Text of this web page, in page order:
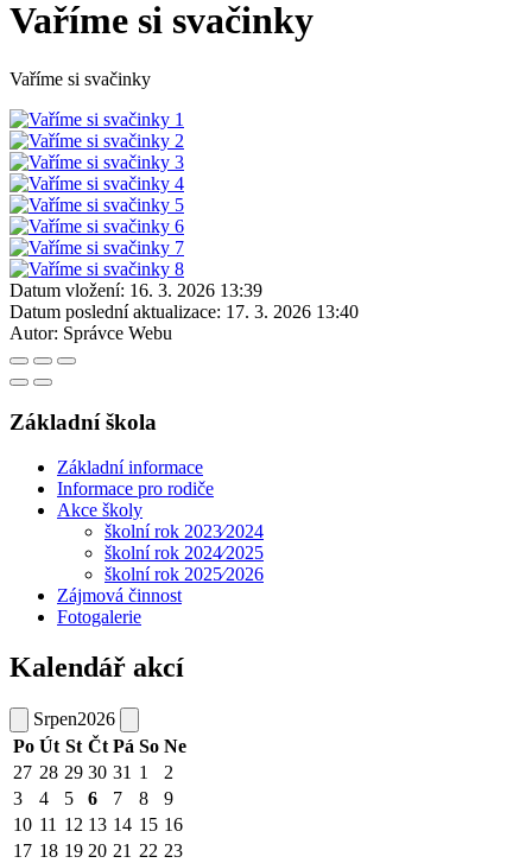
Vaříme si svačinky
Vaříme si svačinky
Datum vložení: 16. 3. 2026 13:39
Datum poslední aktualizace: 17. 3. 2026 13:40
Autor: Správce Webu
Základní škola
Základní informace
Informace pro rodiče
Akce školy
školní rok 2023⁄2024
školní rok 2024⁄2025
školní rok 2025⁄2026
Zájmová činnost
Fotogalerie
Kalendář akcí
Srpen2026
Po Út St Čt Pá So Ne
27 28 29 30 31 1
2
3
4 5 6 7 8
9
10 11 12 13 14 15 16
17 18 19 20 21 22 23